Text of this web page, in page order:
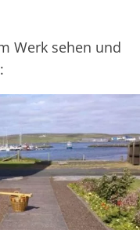
Werk sehen und